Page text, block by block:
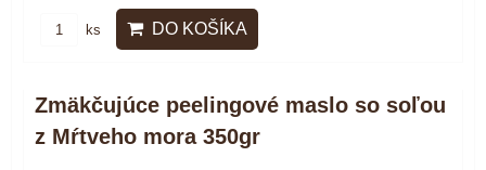
ks DO KOŠÍKA
Zmäkčujúce peelingové maslo so soľou
z Mŕtveho mora 350gr